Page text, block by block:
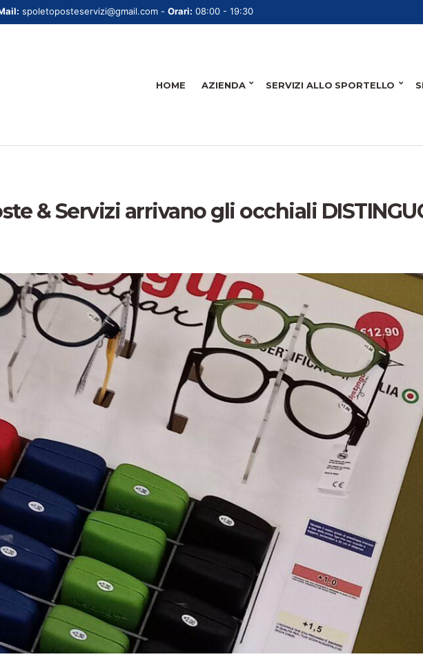
spoletoposteservizi@gmail.com - Orari: 08:00 - 19:30
HOME AZIENDA SERVIZI ALLO SPORTELLO
& Servizi arrivano gli occhiali